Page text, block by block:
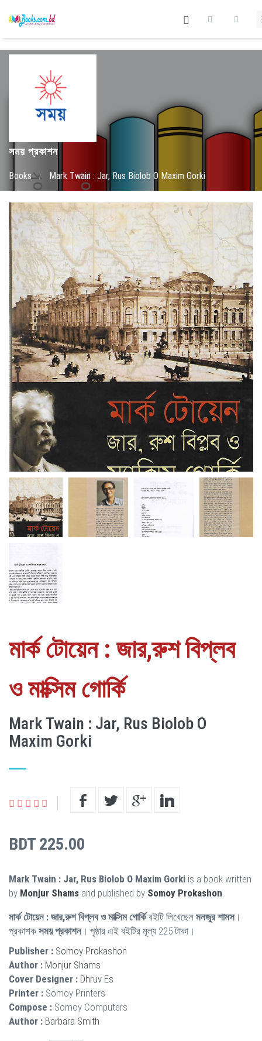
সময় প্রকাশন
Books / Mark Twain : Jar, Rus Biolob O Maxim Gorki
মার্ক টোয়েন : জার,রুশ বিপ্লব
ও মাক্সিম গোর্কি
Mark Twain : Jar, Rus Biolob O
Maxim Gorki
BDT 225.00
Mark Twain : Jar, Rus Biolob O Maxim Gorki is a book written
by Monjur Shams and published by Somoy Prokashon
মার্ক টোয়েন : জার,রুশ বিপ্লব ও মাক্সিম গোর্কিবইটি লিখেছেন মনজুর শামস।
প্রকাশক সময় প্রকাশন। পৃষ্ঠার এই বইটির মূল্য 225 টাকা।
Publisher : Somoy Prokashon
Author : Monjur Shams
Cover Designer : Dhruv Es
Printer : Somoy Printers
Compose : Somoy Computers
Author : Barbara Smith